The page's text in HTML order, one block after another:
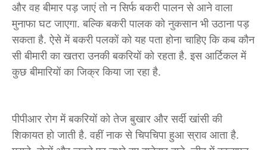
और वह बीमार पड़ जाएं तो न सिर्फ बकरी पालन से आने वाला
मुनाफा घट जाएगा. बल्कि बकरी पालक को नुकसान भी उठाना पड़
सकता है. ऐसे में बकरी पलकों को यह पता होना चाहिए कि कब कौन
सी बीमारी का खतरा उनकी बकरियों को रहता है. इस आर्टिकल में
कुछ बीमारियों का जिक्र किया जा रहा है.
पीपीआर रोग में बकरियों को तेज बुखार और सर्दी खांसी की
शिकायत हो जाती है. वहीं नाक से चिपचिपा हुआ स्राव आता है.